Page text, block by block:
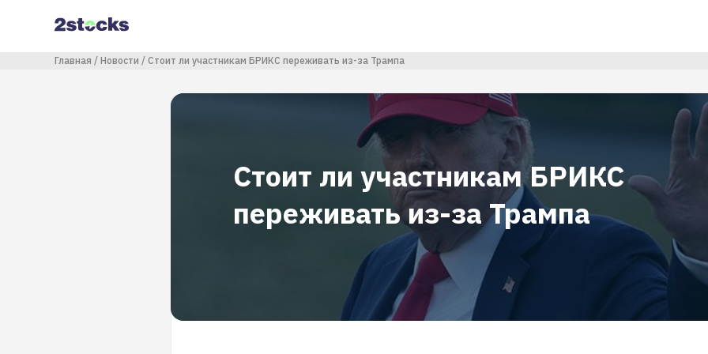
содержанию
Строка навигации
Главная Новости Стоит ли участникам БРИКС переживать из-за Трампа
Стоит ли участникам БРИКС
переживать из-за Трампа